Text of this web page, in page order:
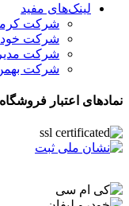
لینک‌های مفید
شرکت
شرکت
شرکت
شرکت
نمادهای اعتبار فروشگاه